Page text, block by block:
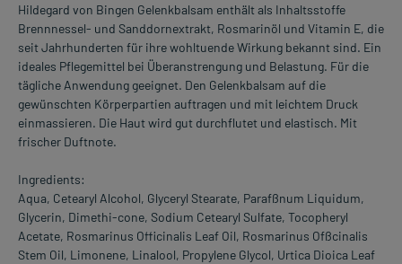
Hildegard von Bingen Gelenkbalsam enthält als Inhaltsstoffe
Brennnessel- und Sanddornextrakt, Rosmarinöl und Vitamin E, die
seit Jahrhunderten für ihre wohltuende Wirkung bekannt sind. Ein
ideales Pflegemittel bei Überanstrengung und Belastung. Für die
tägliche Anwendung geeignet. Den Gelenkbalsam auf die
gewünschten Körperpartien auftragen und mit leichtem Druck
einmassieren. Die Haut wird gut durchflutet und elastisch. Mit
frischer Duftnote.
Ingredients:
Aqua, Cetearyl Alcohol, Glyceryl Stearate, Parafßnum Liquidum,
Glycerin, Dimethi-cone, Sodium Cetearyl Sulfate, Tocopheryl
Acetate, Rosmarinus Officinalis Leaf Oil, Rosmarinus Ofßcinalis
Stem Oil, Limonene, Linalool, Propylene Glycol, Urtica Dioica Leaf